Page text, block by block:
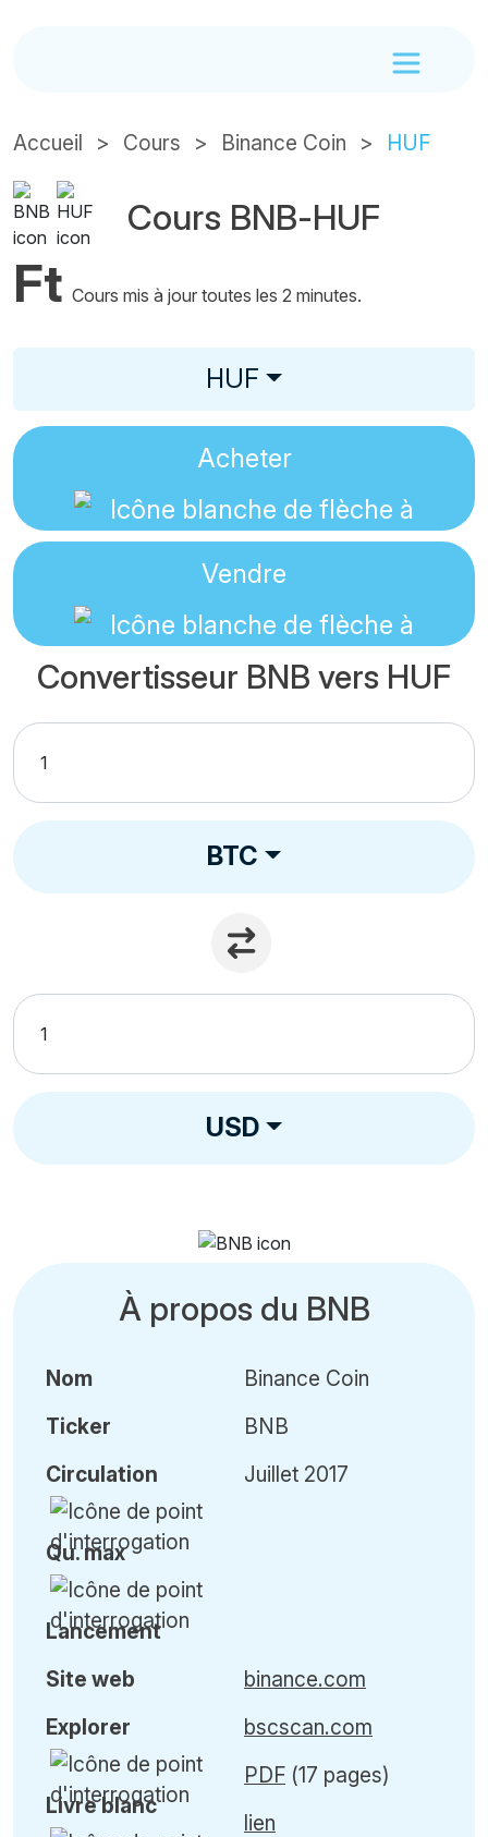
Accueil Cours Binance Coin HUF
Cours BNB-HUF
Ft Cours mis à jour toutes les 2 minutes.
HUF
Acheter
Vendre
Convertisseur BNB vers HUF
BTC
USD
À propos du BNB
Nom
Ticker
Circulation
Qu.max
Lancement
Binance Coin
BNB
Juillet 2017
Site web
Explorer
Livre blanc
binance.com
bscscan.com
PDF (17 pages)
lien